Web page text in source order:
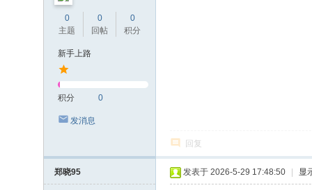
0
主题
0
回帖
0
积分
新手上路
积分 0
发消息
回复
郑晓95 发表于 2026-5-29 17:48:50 显